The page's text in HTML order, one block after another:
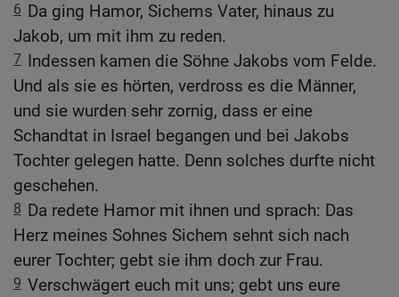
6 Da ging Hamor, Sichems Vater, hinaus zu
Jakob, um mit ihm zu reden.
7 Indessen kamen die Söhne Jakobs vom Felde.
Und als sie es hörten, verdross es die Männer,
und sie wurden sehr zornig, dass er eine
Schandtat in Israel begangen und bei Jakobs
Tochter gelegen hatte. Denn solches durfte nicht
geschehen.
8 Da redete Hamor mit ihnen und sprach: Das
Herz meines Sohnes Sichem sehnt sich nach
eurer Tochter; gebt sie ihm doch zur Frau.
9 Verschwägert euch mit uns; gebt uns eure